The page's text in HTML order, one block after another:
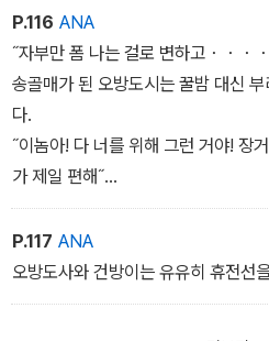
P.116 ANA
˝자부만 폼 나는 걸로 변하고・・・
송골매가 된 오방도시는 꿀밤 대신
다.
˝이놈아! 다 너를 위해 그런 거야! 장
가 제일 편해˝
˝그럼 사부는요?˝
송골매로 변한 오방도사가 흠흠, 헛기
˝나 같은 고수한텐 품위 유지란 게 필
와!˝
P.117 ANA
오방도사와 건방이는 유유히 휴전선